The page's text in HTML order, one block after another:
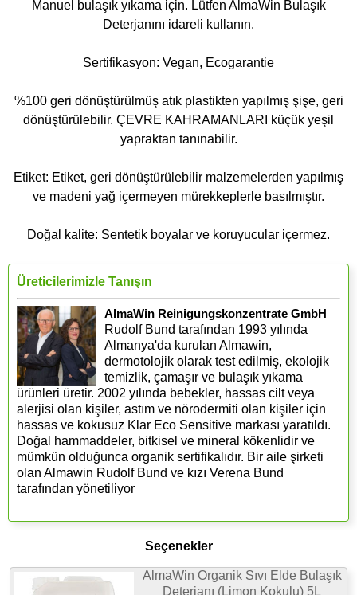
Manuel bulaşık yıkama için. Lütfen AlmaWin Bulaşık
Deterjanını idareli kullanın.
Sertifikasyon: Vegan, Ecogarantie
%100 geri dönüştürülmüş atık plastikten yapılmış şişe, geri
dönüştürülebilir. ÇEVRE KAHRAMANLARI küçük yeşil
yapraktan tanınabilir.
Etiket: Etiket, geri dönüştürülebilir malzemelerden yapılmış
ve madeni yağ içermeyen mürekkeplerle basılmıştır.
Doğal kalite: Sentetik boyalar ve koruyucular içermez.
Üreticilerimizle Tanışın
AlmaWin Reinigungskonzentrate GmbH
Rudolf Bund tarafından 1993 yılında
Almanya'da kurulan Almawin,
dermotolojik olarak test edilmiş, ekolojik
temizlik, çamaşır ve bulaşık yıkama
ürünleri üretir. 2002 yılında bebekler, hassas cilt veya
alerjisi olan kişiler, astım ve nörodermiti olan kişiler için
hassas ve kokusuz Klar Eco Sensitive markası yaratıldı.
Doğal hammaddeler, bitkisel ve mineral kökenlidir ve
mümkün olduğunca organik sertifikalıdır. Bir aile şirketi
olan Almawin Rudolf Bund ve kızı Verena Bund
tarafından yönetiliyor
Seçenekler
AlmaWin Organik Sıvı Elde Bulaşık
Deterjanı (Limon Kokulu) 5L